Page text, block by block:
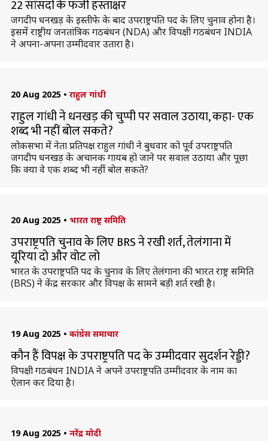
22 सांसदों के फर्जी हस्ताक्षर
जगदीप धनखड़ के इस्तीफे के बाद उपराष्ट्रपति पद के लिए चुनाव होना है।
इसमें राष्ट्रीय जनतांत्रिक गठबंधन (NDA) और विपक्षी गठबंधन INDIA
ने अपना-अपना उम्मीदवार उतारा है।
20 Aug 2025 • राहुल गांधी
राहुल गांधी ने धनखड़ की चुप्पी पर सवाल उठाया, कहा- एक
शब्द भी नहीं बोल सकते?
लोकसभा में नेता प्रतिपक्ष राहुल गांधी ने बुधवार को पूर्व उपराष्ट्रपति
जगदीप धनखड़ के अचानक गायब हो जाने पर सवाल उठाया और पूछा
कि क्या वे एक शब्द भी नहीं बोल सकते?
20 Aug 2025 • भारत राष्ट्र समिति
उपराष्ट्रपति चुनाव के लिए BRS ने रखी शर्त, तेलंगाना में
यूरिया दो और वोट लो
भारत के उपराष्ट्रपति पद के चुनाव के लिए तेलंगाना की भारत राष्ट्र समिति
(BRS) ने केंद्र सरकार और विपक्ष के सामने बड़ी शर्त रखी है।
19 Aug 2025 • कांग्रेस समाचार
कौन हैं विपक्ष के उपराष्ट्रपति पद के उम्मीदवार सुदर्शन रेड्डी?
विपक्षी गठबंधन INDIA ने अपने उपराष्ट्रपति उम्मीदवार के नाम का
ऐलान कर दिया है।
19 Aug 2025 • नरेंद्र मोदी